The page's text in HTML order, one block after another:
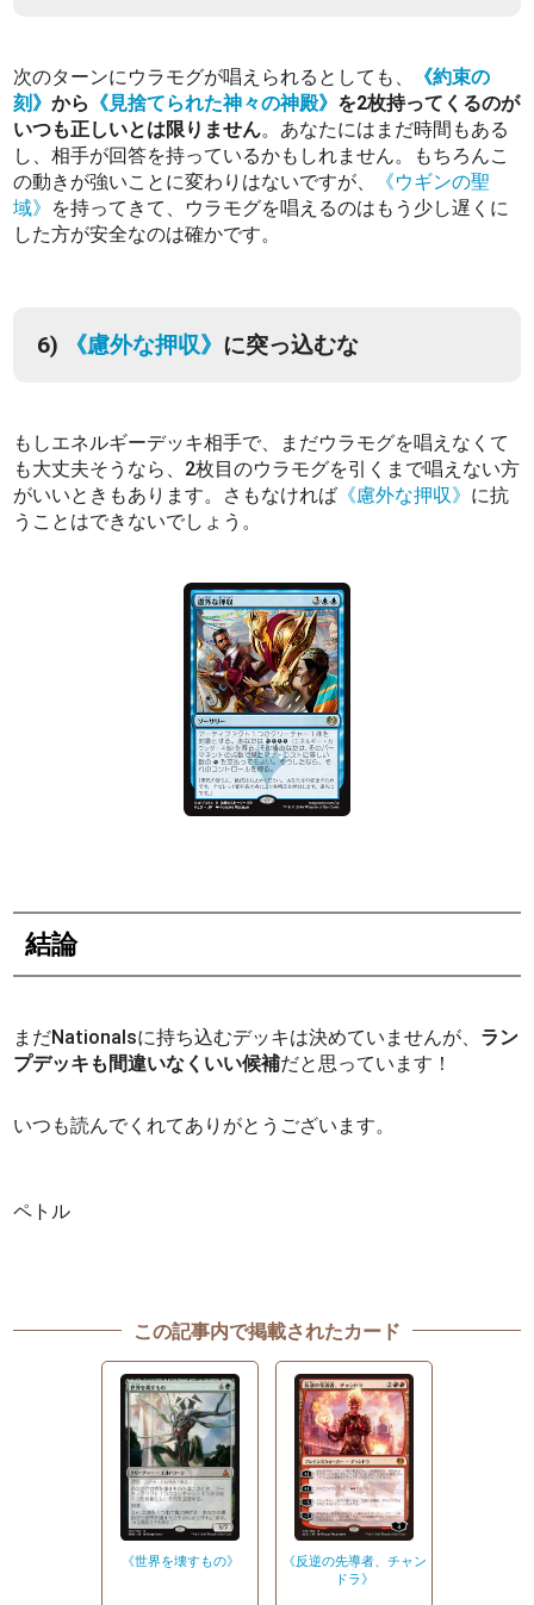
次のターンにウラモグが唱えられるとしても、
《約束の
刻》から 《見捨てられた神々の神殿》 を2枚持ってくるのが
いつも正しいとは限りません。あなたにはまだ時間もある
し、相手が回答を持っているかもしれません。もちろんこ
の動きが強いことに変わりはないですが、
《ウギンの聖
域》 を持ってきて、ウラモグを唱えるのはもう少し遅くに
した方が安全なのは確かです。
6) 《慮外な押収》 に突っ込むな
もしエネルギーデッキ相手で、まだウラモグを唱えなくて
も大丈夫そうなら、2枚目のウラモグを引くまで唱えない方
がいいときもあります。さもなければ 《慮外な押収》 に抗
うことはできないでしょう。
結論
まだNationalsに持ち込むデッキは決めていませんが、 ラン
プデッキも間違いなくいい候補だと思っています！
いつも読んでくれてありがとうございます。
ペトル
この記事内で掲載されたカード
《世界を壊すもの》
《反逆の先導者、チャン
ドラ》